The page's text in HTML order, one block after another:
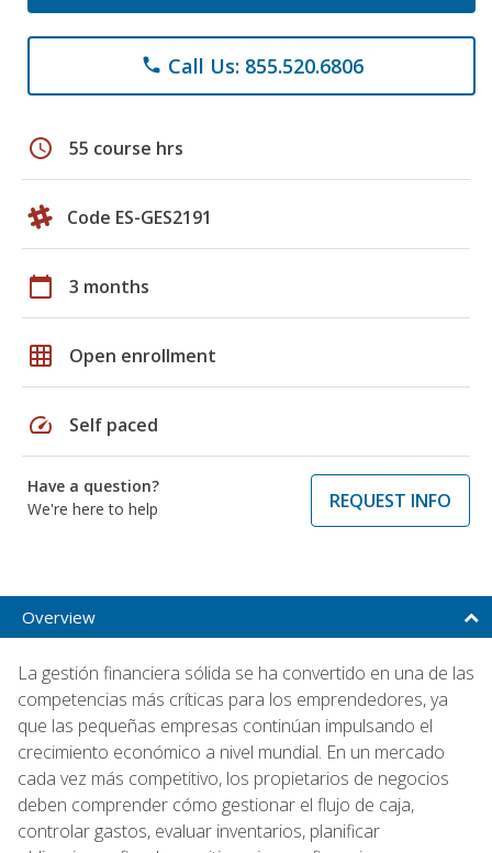
phone Call Us: 855.520.6806
schedule 55 course hrs
Code ES-GES2191
calendar_today 3 months
grid_on Open enrollment
speed Self paced
Have a question?
We're here to help
REQUEST INFO
Overview
La gestión financiera sólida se ha convertido en una de las
competencias más críticas para los emprendedores, ya
que las pequeñas empresas continúan impulsando el
crecimiento económico a nivel mundial. En un mercado
cada vez más competitivo, los propietarios de negocios
deben comprender cómo gestionar el flujo de caja,
controlar gastos, evaluar inventarios, planificar